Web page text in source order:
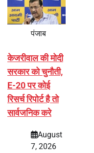
पंजाब
केजरीवाल की मोदी
सरकार को चुनौती,
E-20 पर कोई
रिसर्च रिपोर्ट है तो
सार्वजनिक करे
August
7, 2026